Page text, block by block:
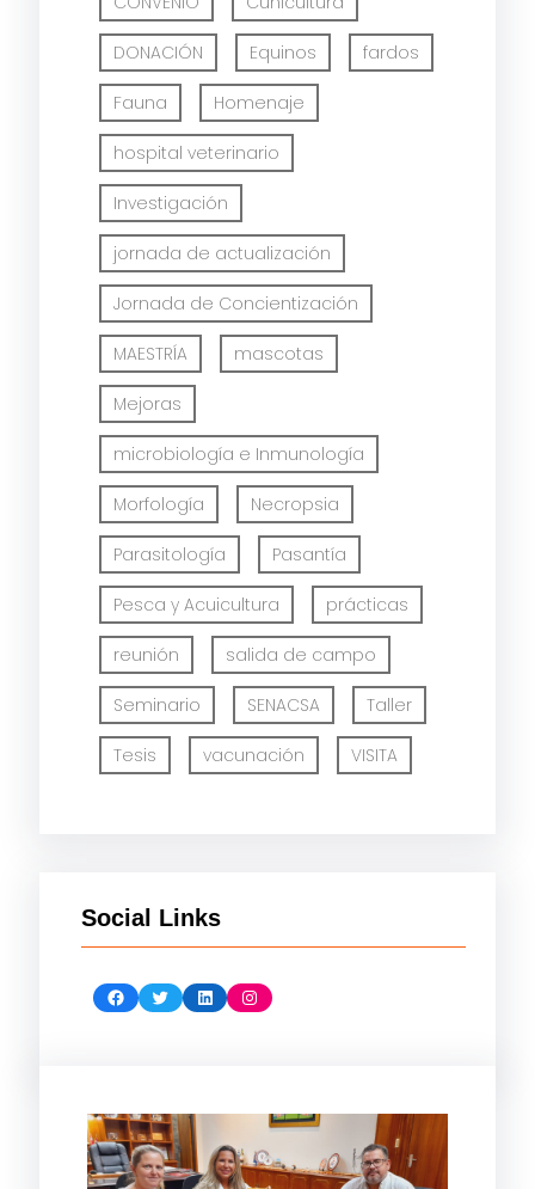
DONACIÓN Equinos fardos
Fauna Homenaje
hospital veterinario
Investigación
jornada de actualización
Jornada de Concientización
MAESTRÍA mascotas
Mejoras
microbiología e Inmunología
Morfología Necropsia
Parasitología Pasantía
Pesca y Acuicultura prácticas
reunión salida de campo
Seminario SENACSA Taller
Tesis vacunación VISITA
Social Links
Facebook Twitter LinkedIn Instagram